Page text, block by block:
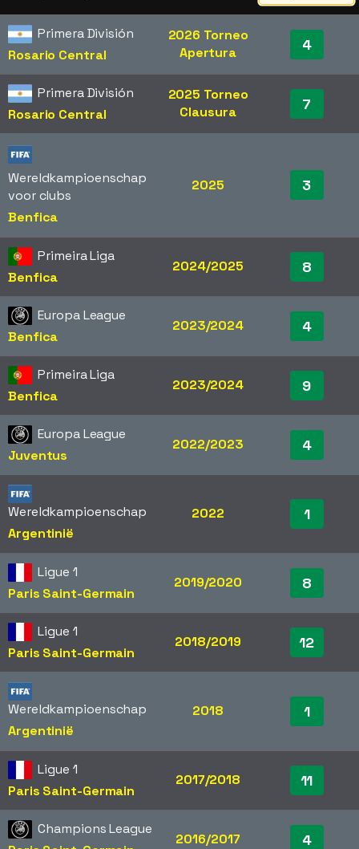
Primera División
Rosario Central
2026 Torneo
Apertura
4
Primera División
Rosario Central
2025 Torneo
Clausura
7
Wereldkampioenschap
voor clubs
Benfica
2025 3
Primeira Liga
Benfica
2024/2025 8
Europa League
Benfica
2023/2024 4
Primeira Liga
Benfica
2023/2024 9
Europa League
Juventus
2022/2023 4
Wereldkampioenschap
Argentinië
2022 1
Ligue 1
Paris Saint-Germain
2019/2020 8
Ligue 1
Paris Saint-Germain
2018/2019 12
Wereldkampioenschap
Argentinië
2018 1
Ligue 1
Paris Saint-Germain
2017/2018 11
Champions League
2016/2017 4